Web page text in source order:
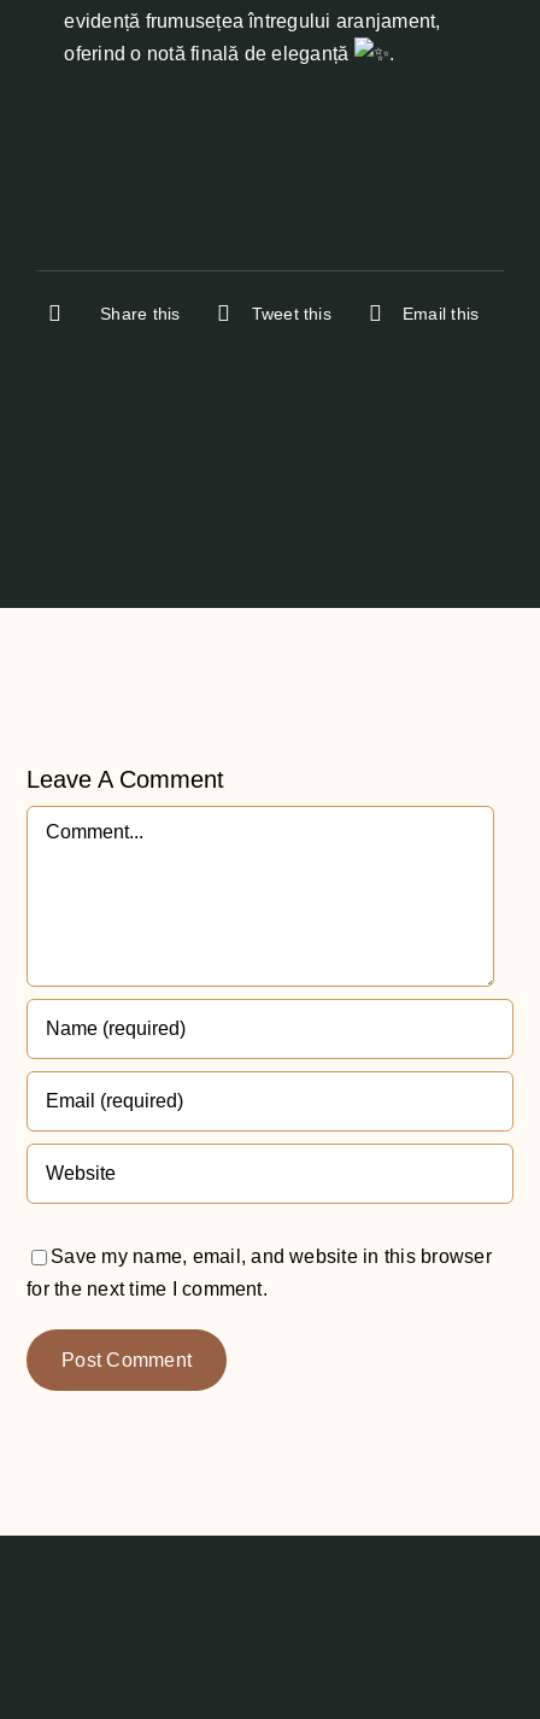
evidență frumusețea întregului aranjament,
oferind o notă finală de eleganță
.
Share this Tweet this Email this
Leave A Comment
Comment
Save my name, email, and website in this browser
for the next time I comment.